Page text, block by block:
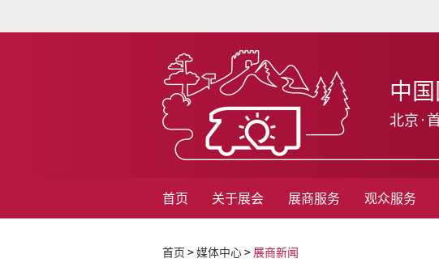
中
北京·
首页 关于展会 展商服务 观众服务
首页 > 媒体中心> 展商新闻